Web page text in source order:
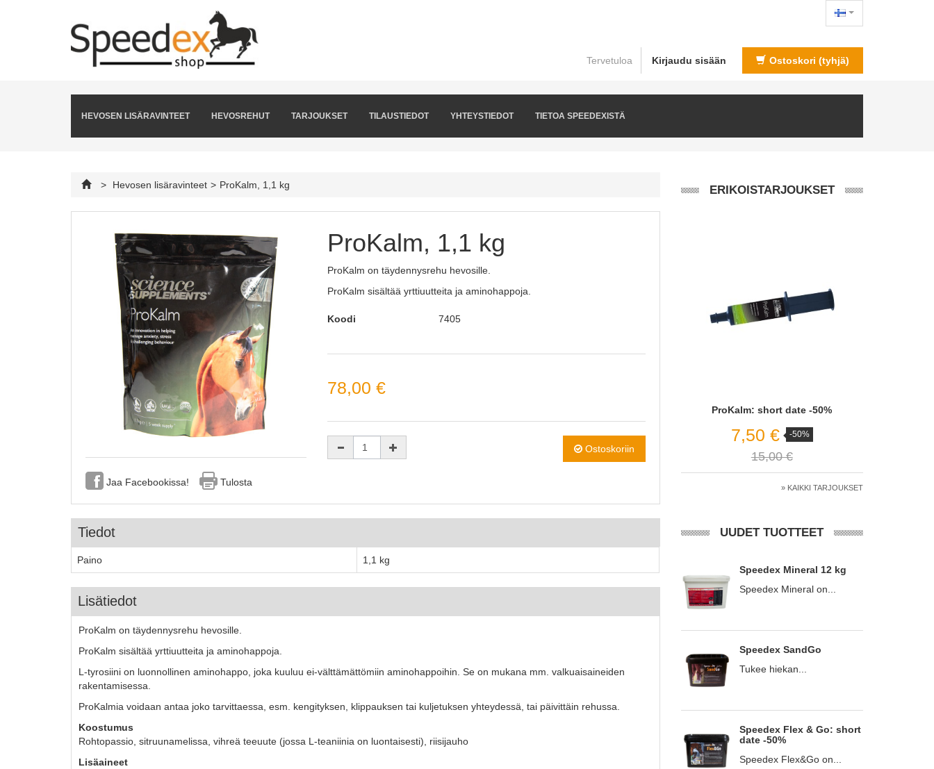
Ostoskori (tyhjä)
Tervetuloa Kirjaudu sisään
HEVOSEN LISÄRAVINTEET HEVOSREHUT TARJOUKSET TILAUSTIEDOT YHTEYSTIEDOT TIETOA SPEEDEXISTÄ
> Hevosen lisäravinteet > ProKalm, 1,1 kg
Jaa Facebookissa! Tulosta
ProKalm, 1,1 kg
ProKalm on täydennysrehu hevosille.
ProKalm sisältää yrttiuutteita ja aminohappoja.
Koodi 7405
78,00 €
Ostoskoriin
Tiedot
Paino 1,1 kg
Lisätiedot
ProKalm on täydennysrehu hevosille.
ProKalm sisältää yrttiuutteita ja aminohappoja.
L-tyrosiini on luonnollinen aminohappo, joka kuuluu ei-välttämättömiin aminohappoihin. Se on mukana mm. valkuaisaineiden
rakentamisessa.
ProKalmia voidaan antaa joko tarvittaessa, esm. kengityksen, klippauksen tai kuljetuksen yhteydessä, tai päivittäin rehussa.
Koostumus
Rohtopassio, sitruunamelissa, vihreä teeuute (jossa L-teaniinia on luontaisesti), riisijauho
Lisäaineet
ERIKOISTARJOUKSET
ProKalm: short date -50%
7,50 € -50%
15,00 €
» KAIKKI TARJOUKSET
UUDET TUOTTEET
Speedex Mineral 12 kg
Speedex Mineral on...
Speedex SandGo
Tukee hiekan...
Speedex Flex & Go: short
date -50%
Speedex Flex&Go on...